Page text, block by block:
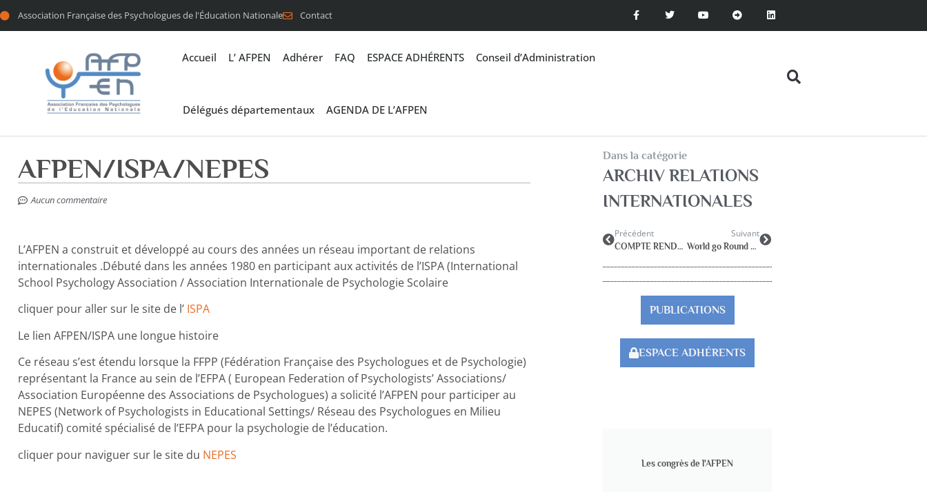
Association Française des Psychologues de l'Éducation Nationale Contact
Accueil L’ AFPEN Adhérer FAQ ESPACE ADHÉRENTS Conseil d’Administration
Délégués départementaux AGENDA DE L’AFPEN
AFPEN/ISPA/NEPES
Aucun commentaire
L’AFPEN a construit et développé au cours des années un réseau important de relations
internationales .Débuté dans les années 1980 en participant aux activités de l’ISPA (International
School Psychology Association / Association Internationale de Psychologie Scolaire
cliquer pour aller sur le site de l’ ISPA
Le lien AFPEN/ISPA une longue histoire
Ce réseau s’est étendu lorsque la FFPP (Fédération Française des Psychologues et de Psychologie)
représentant la France au sein de l’EFPA ( European Federation of Psychologists’ Associations/
Association Européenne des Associations de Psychologues) a solicité l’AFPEN pour participer au
NEPES (Network of Psychologists in Educational Settings/ Réseau des Psychologues en Milieu
Educatif) comité spécialisé de l’EFPA pour la psychologie de l’éducation.
cliquer pour naviguer sur le site du NEPES
Dans la catégorie
ARCHIV RELATIONS
INTERNATIONALES
Précédent
COMPTE RENDU DE la 37ième CONFERENCE DE L’ISPA à Sao Paulo Brésil
Suivant
World go Round septembre 2015
PUBLICATIONS
ESPACE ADHÉRENTS
Les congrès de l'AFPEN